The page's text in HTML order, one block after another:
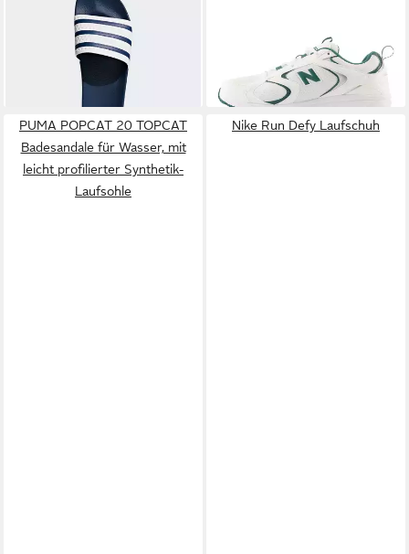
ADILETTE Badesandale
+4
PUMA POPCAT 20 TOPCAT
Badesandale für Wasser, mit
leicht profilierter Synthetik-
Laufsohle
Nike Run Defy Laufschuh